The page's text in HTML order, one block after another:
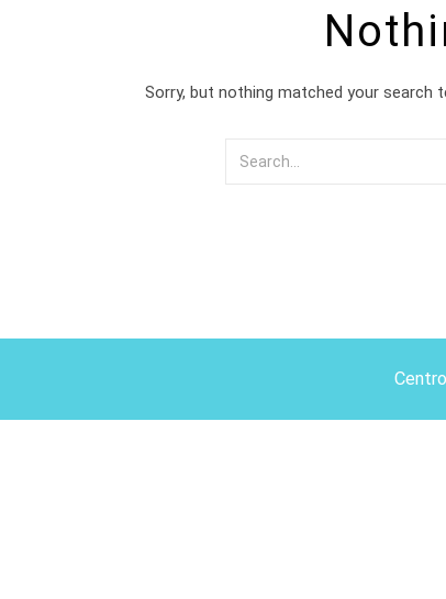
Sorry, but nothing matched your search